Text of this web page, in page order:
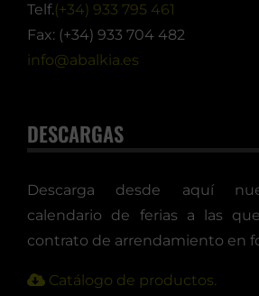
Telf.(+34) 933 795 461
Fax: (+34) 933 704 482
info@abalkia.es
DESCARGAS
Descarga desde aquí
calendario de ferias a las
contrato de arrendamiento en
Catálogo de productos.